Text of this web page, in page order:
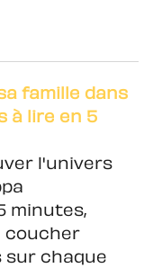
famille dans
à lire en 5
l'univers
minutes,
coucher
sur chaque